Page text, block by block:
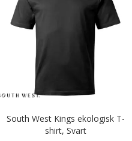
South West Kings ekologisk T-
shirt, Svart